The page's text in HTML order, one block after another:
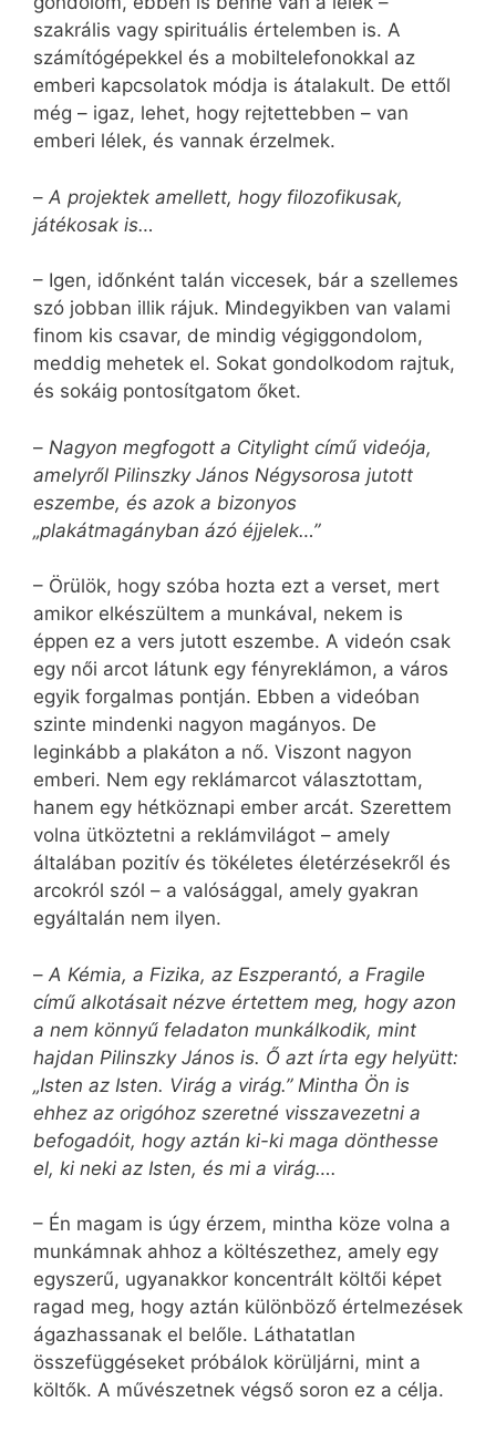
szakrális vagy spirituális értelemben is. A
számítógépekkel és a mobiltelefonokkal az
emberi kapcsolatok módja is átalakult. De ettől
még – igaz, lehet, hogy rejtettebben – van
emberi lélek, és vannak érzelmek.
– A projektek amellett, hogy filozofikusak,
játékosak is…
– Igen, időnként talán viccesek, bár a szellemes
szó jobban illik rájuk. Mindegyikben van valami
finom kis csavar, de mindig végiggondolom,
meddig mehetek el. Sokat gondolkodom rajtuk,
és sokáig pontosítgatom őket.
– Nagyon megfogott a Citylight című videója,
amelyről Pilinszky János Négysorosa jutott
eszembe, és azok a bizonyos
„plakátmagányban ázó éjjelek…”
– Örülök, hogy szóba hozta ezt a verset, mert
amikor elkészültem a munkával, nekem is
éppen ez a vers jutott eszembe. A videón csak
egy női arcot látunk egy fényreklámon, a város
egyik forgalmas pontján. Ebben a videóban
szinte mindenki nagyon magányos. De
leginkább a plakáton a nő. Viszont nagyon
emberi. Nem egy reklámarcot választottam,
hanem egy hétköznapi ember arcát. Szerettem
volna ütköztetni a reklámvilágot – amely
általában pozitív és tökéletes életérzésekről és
arcokról szól – a valósággal, amely gyakran
egyáltalán nem ilyen.
– A Kémia, a Fizika, az Eszperantó, a Fragile
című alkotásait nézve értettem meg, hogy azon
a nem könnyű feladaton munkálkodik, mint
hajdan Pilinszky János is. Ő azt írta egy helyütt:
„Isten az Isten. Virág a virág.” Mintha Ön is
ehhez az origóhoz szeretné visszavezetni a
befogadóit, hogy aztán ki-ki maga dönthesse
el, ki neki az Isten, és mi a virág….
– Én magam is úgy érzem, mintha köze volna a
munkámnak ahhoz a költészethez, amely egy
egyszerű, ugyanakkor koncentrált költői képet
ragad meg, hogy aztán különböző értelmezések
ágazhassanak el belőle. Láthatatlan
összefüggéseket próbálok körüljárni, mint a
költők. A művészetnek végső soron ez a célja.